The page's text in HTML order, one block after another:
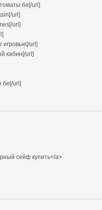
бе[/url]
url]
url]
игровые[/url]
кабин[/url]
бе[/url]
сейф купить</a>